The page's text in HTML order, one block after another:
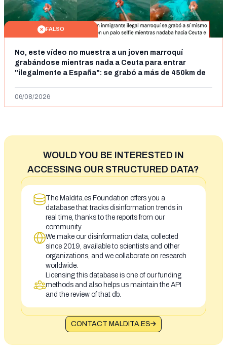
FALSO
No, este vídeo no muestra a un joven marroquí
grabándose mientras nada a Ceuta para entrar
"ilegalmente a España": se grabó a más de 450km de
06/08/2026
WOULD YOU BE INTERESTED IN
ACCESSING OUR STRUCTURED DATA?
The Maldita.es Foundation offers you a
database that tracks disinformation trends in
real time, thanks to the reports from our
community
We make our disinformation data, collected
since 2019, available to scientists and other
organizations, and we collaborate on research
worldwide.
Licensing this database is one of our funding
methods and also helps us maintain the API
and the review of that db.
CONTACT MALDITA.ES